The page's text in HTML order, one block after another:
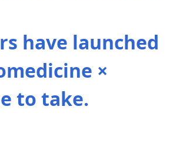
have launched
×
to take.